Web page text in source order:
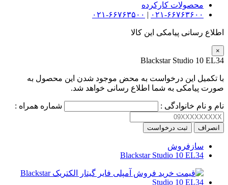
محصولات کارکرده
۰۲۱-۶۶۷۶۳۶۰۰ | ۰۲۱-۶۶۷۶۳۵۰۰
اطلاع رسانی پیامکی این کالا
×
Blackstar Studio 10 EL34
با تکمیل این درخواست به محض موجود شدن این محصول به
صورت پیامکی به شما اطلاع رسانی خواهد شد.
نام و نام خانوادگی : شماره همراه :
انصراف ثبت درخواست
سازفروش
Blackstar Studio 10 EL34